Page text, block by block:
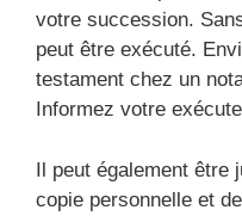
votre succession.
peut être exécuté.
testament chez un
Informez votre
Il peut également être
copie personnelle et